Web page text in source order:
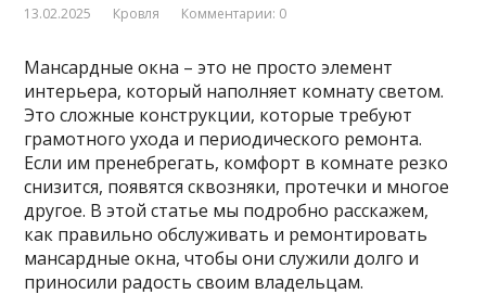
13.02.2025 Кровля Комментарии: 0
Мансардные окна – это не просто элемент
интерьера, который наполняет комнату светом.
Это сложные конструкции, которые требуют
грамотного ухода и периодического ремонта.
Если им пренебрегать, комфорт в комнате резко
снизится, появятся сквозняки, протечки и многое
другое. В этой статье мы подробно расскажем,
как правильно обслуживать и ремонтировать
мансардные окна, чтобы они служили долго и
приносили радость своим владельцам.